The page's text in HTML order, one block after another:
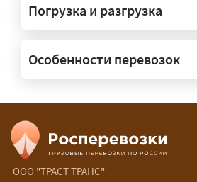
сопровождение?
организуем.
прикрытия зависит
груза и маршрута; это
Сколько стоит
негабарита?
Погрузка и разгрузка
Особенности перевозок
ООО "ТРАСТ ТРАНС"